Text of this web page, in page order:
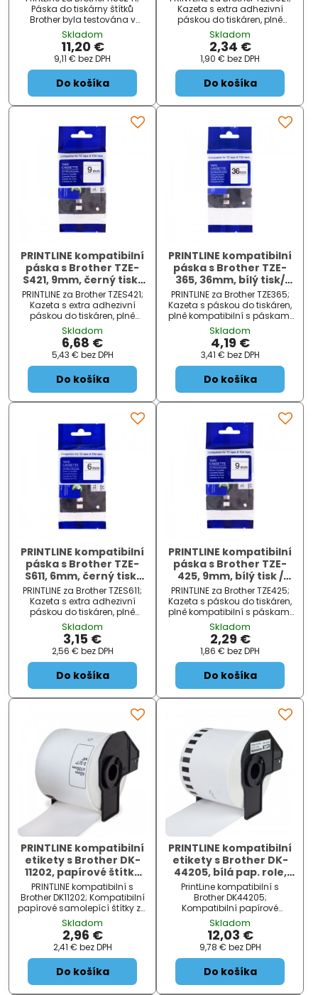
Páska do tiskárny štítků
Brother byla testována v
náročných podmínkách:
vhodné pro 80 až 150°C a
odolává i chemikáliím. Je
ideální pro profesionální
štítkování. Páska v sobě
obsahuje jak...
Skladom
11,20 €
9,11 € bez DPH
Do košíka
extra adhezivní
Kazeta s extra adhezivní
páskou do tiskáren, plně
kompatibilní s páskami
Brother. Pásky jsou testovány
v náročných podmínkách:
vhodné pro 80 až 150°C a
odolává i chemikáliím. Jsou
ideál...
Skladom
2,34 €
1,90 € bez DPH
Do košíka
PRINTLINE kompatibilní
páska s Brother TZE-
S421, 9mm, černý tisk/
červený podklad, extra
adhezivní
PRINTLINE za Brother TZES421;
Kazeta s extra adhezivní
páskou do tiskáren, plně
kompatibilní s páskami
Brother. Pásky jsou testovány
v náročných podmínkách:
vhodné pro 80 až 150°C a
odolává i chemikáliím. Jsou
ideál...
Skladom
6,68 €
5,43 € bez DPH
Do košíka
PRINTLINE kompatibilní
páska s Brother TZE-
365, 36mm, bílý tisk/
černý podklad
PRINTLINE za Brother TZE365;
Kazeta s páskou do tiskáren,
plně kompatibilní s páskami
Brother. Pásky jsou testovány
v náročných podmínkách:
vhodné pro 80 až 150°C a
odolává i chemikáliím. Jsou
ideální pro profesioná...
Skladom
4,19 €
3,41 € bez DPH
Do košíka
PRINTLINE kompatibilní
páska s Brother TZE-
S611, 6mm, černý tisk/
žlutý podklad, extra
adhezivní
PRINTLINE za Brother TZES611;
Kazeta s extra adhezivní
páskou do tiskáren, plně
kompatibilní s páskami
Brother. Pásky jsou testovány
v náročných podmínkách:
vhodné pro 80 až 150°C a
odolává i chemikáliím. Jsou
ideál...
Skladom
3,15 €
2,56 € bez DPH
Do košíka
PRINTLINE kompatibilní
páska s Brother TZE-
425, 9mm, bílý tisk /
červený podklad
PRINTLINE za Brother TZE425;
Kazeta s páskou do tiskáren,
plně kompatibilní s páskami
Brother. Pásky jsou testovány
v náročných podmínkách:
vhodné pro 80 až 150°C a
odolává i chemikáliím. Jsou
ideální pro profesioná...
Skladom
2,29 €
1,86 € bez DPH
Do košíka
PRINTLINE kompatibilní
etikety s Brother DK-
11202, papírové štítky
62 x 100 mm, 300ks
PRINTLINE kompatibilní s
Brother DK11202; Kompatibilní
papírové samolepící štítky za
Brother DK11202. Štítky jsou
určeny pouze pro tiskárny
štítků BROTHER QL. ZÁKLADNÍ
SPECIFIKACE; Typ:...
Skladom
2,96 €
2,41 € bez DPH
Do košíka
PRINTLINE kompatibilní
etikety s Brother DK-
44205, bílá pap. role,
snadno odstranitelná
62x30,48m
PrintLine kompatibilní s
Brother DK44205;
Kompatibilní papírové
samolepící štítky za Brother
DK44205. Štítky jsou určeny
pro tiskárny Brother QL.
ZÁKLADNÍ SPECIFIKACE; Typ:
role;...
Skladom
12,03 €
9,78 € bez DPH
Do košíka